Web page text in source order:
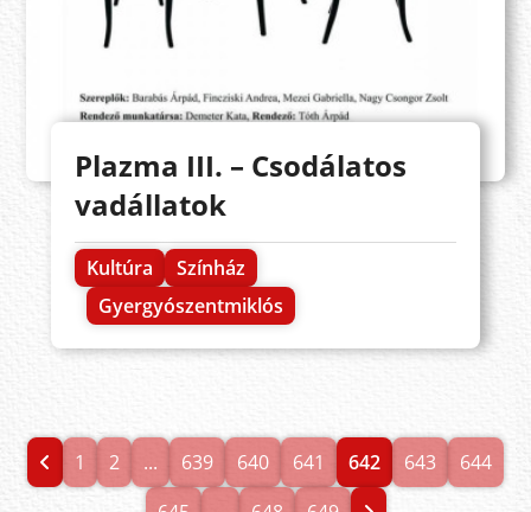
Plazma III. – Csodálatos
vadállatok
Kultúra
Színház
Gyergyószentmiklós
1 2 ... 639 640 641 642 643
644